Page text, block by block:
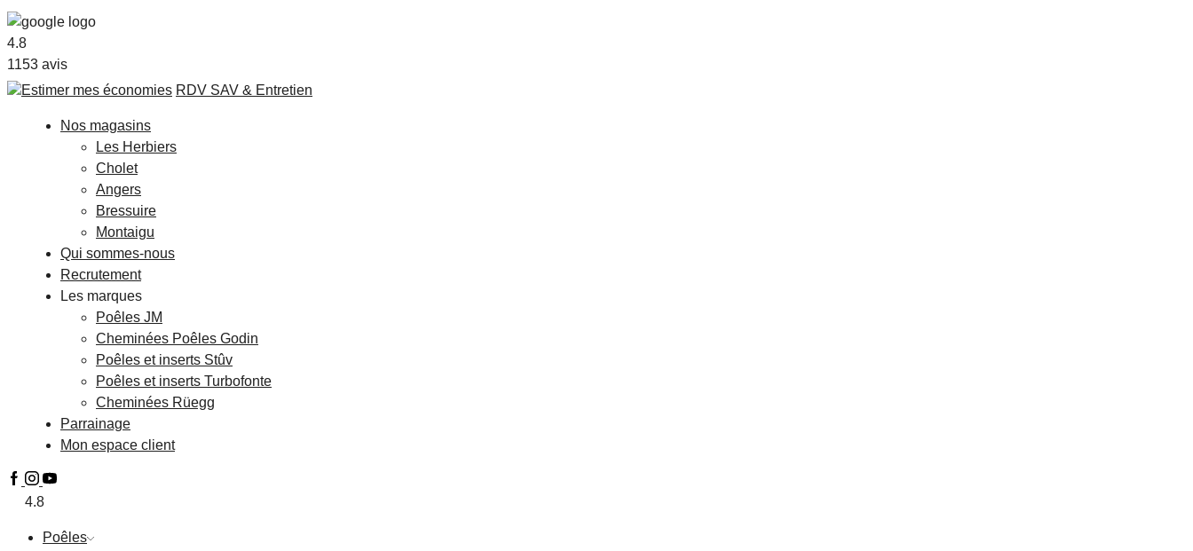
4.8
1153 avis
Estimer mes économies RDV SAV & Entretien
Nos magasins
Les Herbiers
Cholet
Angers
Bressuire
Montaigu
Qui sommes-nous
Recrutement
Les marques
Poêles JM
Cheminées Poêles Godin
Poêles et inserts Stûv
Poêles et inserts Turbofonte
Cheminées Rüegg
Parrainage
Mon espace client
4.8
Poêles